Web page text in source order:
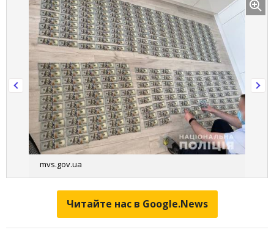
mvs.gov.ua
Читайте нас в Google.News